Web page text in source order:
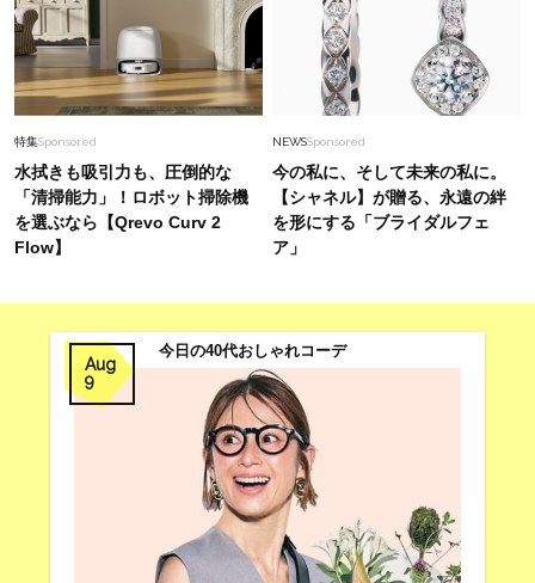
特集Sponsored
水拭きも吸引力も、圧倒的な
「清掃能力」！ロボット掃除機
を選ぶなら【Qrevo Curv 2
Flow】
NEWSSponsored
今の私に、そして未来の私に。
【シャネル】が贈る、永遠の絆
を形にする「ブライダルフェ
ア」
Aug
9
今日の40代おしゃれコーデ